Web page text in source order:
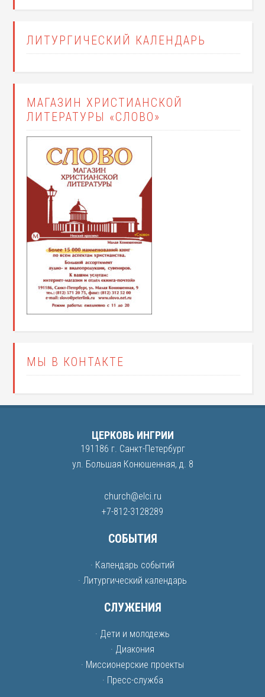
ЛИТУРГИЧЕСКИЙ КАЛЕНДАРЬ
МАГАЗИН ХРИСТИАНСКОЙ
ЛИТЕРАТУРЫ «СЛОВО»
МЫ В КОНТАКТЕ
ЦЕРКОВЬ ИНГРИИ
191186 г. Санкт-Петербург
ул. Большая Конюшенная, д. 8
church@elci.ru
+7-812-3128289
СОБЫТИЯ
· Календарь событий
· Литургический календарь
СЛУЖЕНИЯ
· Дети и молодежь
· Диакония
· Миссионерские проекты
· Пресс-служба